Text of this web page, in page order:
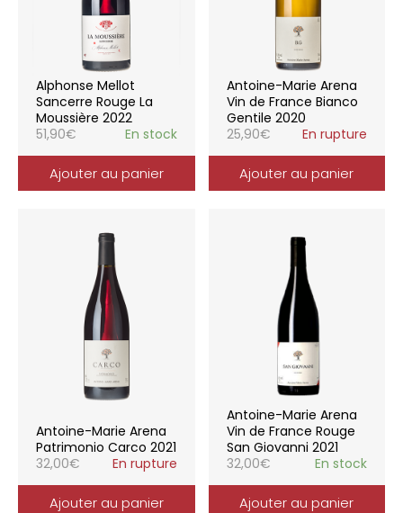
Alphonse Mellot
Sancerre Rouge La
Moussière 2022
51,90€ En stock
Ajouter au panier
Antoine-Marie Arena
Vin de France Bianco
Gentile 2020
25,90€ En rupture
Ajouter au panier
Antoine-Marie Arena
Patrimonio Carco 2021
32,00€ En rupture
Ajouter au panier
Antoine-Marie Arena
Vin de France Rouge
San Giovanni 2021
32,00€ En stock
Ajouter au panier